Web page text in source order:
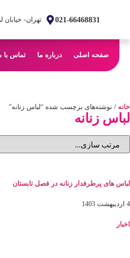
021-66468831 تهران- خیابان
صفحه اصلی درباره ما تماس با
خانه / نوشته‌های برچسب شده “لباس زنانه”
لباس زنانه
لباس های پرطرفدار زنانه در فصل تابستان
4 اردیبهشت 1403
اخبار